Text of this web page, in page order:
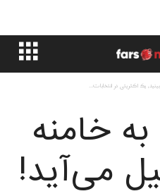
یک اکثریتی در انتخابات...
خامنه
می‌آید!